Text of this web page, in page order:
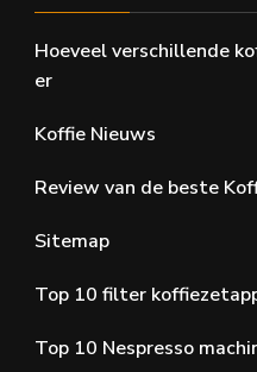
Hoeveel verschillende
er
Koffie Nieuws
Review van de beste
Sitemap
Top 10 filter
Top 10 Nespresso